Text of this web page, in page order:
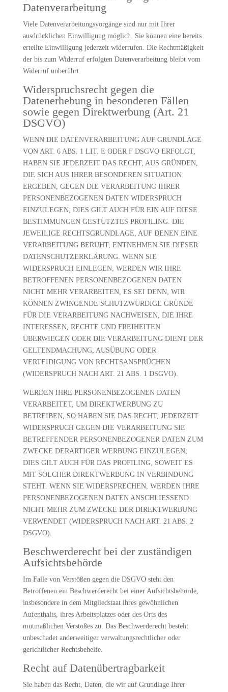
Datenverarbeitung
Viele Datenverarbeitungsvorgänge sind nur mit Ihrer
ausdrücklichen Einwilligung möglich. Sie können eine bereits
erteilte Einwilligung jederzeit widerrufen. Die Rechtmäßigkeit
der bis zum Widerruf erfolgten Datenverarbeitung bleibt vom
Widerruf unberührt.
Widerspruchsrecht gegen die
Datenerhebung in besonderen Fällen
sowie gegen Direktwerbung (Art. 21
DSGVO)
WENN DIE DATENVERARBEITUNG AUF GRUNDLAGE
VON ART. 6 ABS. 1 LIT. E ODER F DSGVO ERFOLGT,
HABEN SIE JEDERZEIT DAS RECHT, AUS GRÜNDEN,
DIE SICH AUS IHRER BESONDEREN SITUATION
ERGEBEN, GEGEN DIE VERARBEITUNG IHRER
PERSONENBEZOGENEN DATEN WIDERSPRUCH
EINZULEGEN; DIES GILT AUCH FÜR EIN AUF DIESE
BESTIMMUNGEN GESTÜTZTES PROFILING. DIE
JEWEILIGE RECHTSGRUNDLAGE, AUF DENEN EINE
VERARBEITUNG BERUHT, ENTNEHMEN SIE DIESER
DATENSCHUTZERKLÄRUNG. WENN SIE
WIDERSPRUCH EINLEGEN, WERDEN WIR IHRE
BETROFFENEN PERSONENBEZOGENEN DATEN
NICHT MEHR VERARBEITEN, ES SEI DENN, WIR
KÖNNEN ZWINGENDE SCHUTZWÜRDIGE GRÜNDE
FÜR DIE VERARBEITUNG NACHWEISEN, DIE IHRE
INTERESSEN, RECHTE UND FREIHEITEN
ÜBERWIEGEN ODER DIE VERARBEITUNG DIENT DER
GELTENDMACHUNG, AUSÜBUNG ODER
VERTEIDIGUNG VON RECHTSANSPRÜCHEN
(WIDERSPRUCH NACH ART. 21 ABS. 1 DSGVO).
WERDEN IHRE PERSONENBEZOGENEN DATEN
VERARBEITET, UM DIREKTWERBUNG ZU
BETREIBEN, SO HABEN SIE DAS RECHT, JEDERZEIT
WIDERSPRUCH GEGEN DIE VERARBEITUNG SIE
BETREFFENDER PERSONENBEZOGENER DATEN ZUM
ZWECKE DERARTIGER WERBUNG EINZULEGEN;
DIES GILT AUCH FÜR DAS PROFILING, SOWEIT ES
MIT SOLCHER DIREKTWERBUNG IN VERBINDUNG
STEHT. WENN SIE WIDERSPRECHEN, WERDEN IHRE
PERSONENBEZOGENEN DATEN ANSCHLIESSEND
NICHT MEHR ZUM ZWECKE DER DIREKTWERBUNG
VERWENDET (WIDERSPRUCH NACH ART. 21 ABS. 2
DSGVO).
Beschwerde­recht bei der zuständigen
Aufsichts­behörde
Im Falle von Verstößen gegen die DSGVO steht den
Betroffenen ein Beschwerderecht bei einer Aufsichtsbehörde,
insbesondere in dem Mitgliedstaat ihres gewöhnlichen
Aufenthalts, ihres Arbeitsplatzes oder des Orts des
mutmaßlichen Verstoßes zu. Das Beschwerderecht besteht
unbeschadet anderweitiger verwaltungsrechtlicher oder
gerichtlicher Rechtsbehelfe.
Recht auf Daten­übertrag­barkeit
Sie haben das Recht, Daten, die wir auf Grundlage Ihrer